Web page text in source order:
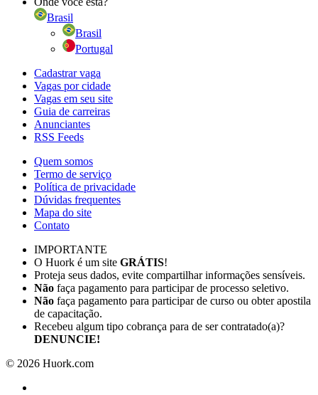
Brasil
Brasil
Portugal
Cadastrar vaga
Vagas por cidade
Vagas em seu site
Guia de carreiras
Anunciantes
RSS Feeds
Quem somos
Termo de serviço
Política de privacidade
Dúvidas frequentes
Mapa do site
Contato
IMPORTANTE
O Huork é um site GRÁTIS!
Proteja seus dados, evite compartilhar informações sensíveis.
Não faça pagamento para participar de processo seletivo.
Não faça pagamento para participar de curso ou obter apostila
de capacitação.
Recebeu algum tipo cobrança para de ser contratado(a)?
DENUNCIE!
© 2026 Huork.com